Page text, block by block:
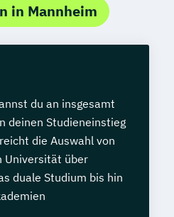
in Mannheim
du an insgesamt
deinen Studieneinstieg
die Auswahl von
Universität über
duale Studium bis hin